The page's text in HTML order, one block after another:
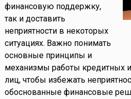
финансовую поддержку,
так и доставить
неприятности в некоторых
ситуациях. Важно понимать
основные принципы и
механизмы работы кредитных
лиц, чтобы избежать
обоснованные финансовые